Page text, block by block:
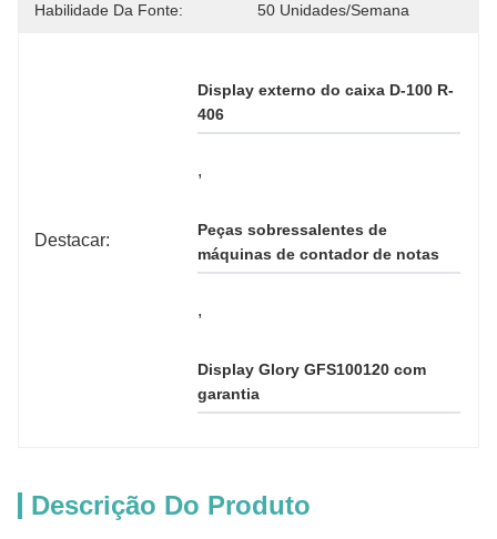
Habilidade Da Fonte: 50 Unidades/semana
Destacar:
Display externo do caixa D-100 R-
406
,
Peças sobressalentes de
máquinas de contador de notas
,
Display Glory GFS100120 com
garantia
Descrição Do Produto